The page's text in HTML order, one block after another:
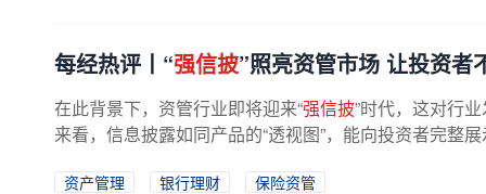
每经热评丨“强信披”照亮资管市场 让投资者
在此背景下，资管行业即将迎来“强信披”时代，这对行
来看，信息披露如同产品的“透视图”，能向投资者完整
资产管理 银行理财
保险资管